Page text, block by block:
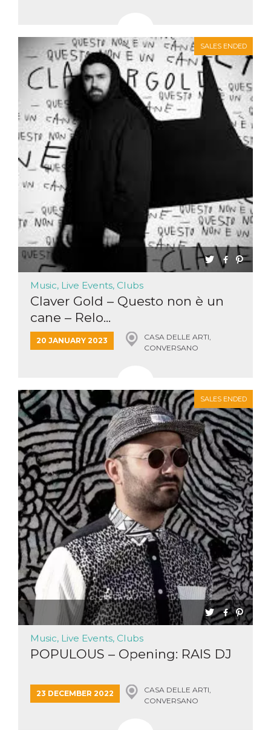
SALES ENDED
Music, Live Events, Clubs
Claver Gold – Questo non è un
cane – Relo...
20 JANUARY 2023
CASA DELLE ARTI,
CONVERSANO
SALES ENDED
Music, Live Events, Clubs
POPULOUS – Opening: RAIS DJ
23 DECEMBER 2022
CASA DELLE ARTI,
CONVERSANO